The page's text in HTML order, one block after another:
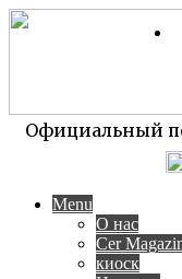
Официальный
Menu
О нас
Cer
киоск